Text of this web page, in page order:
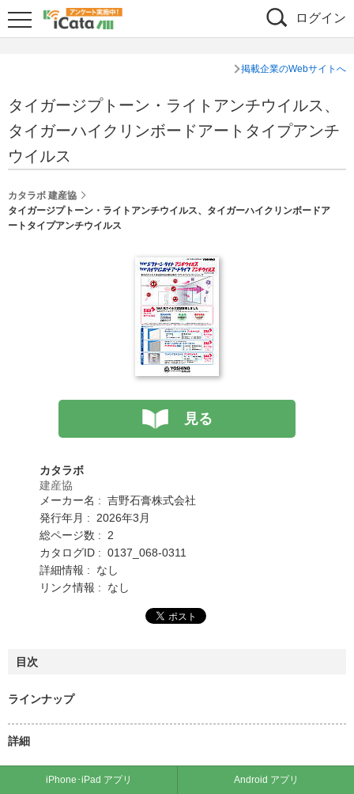
ログイン
掲載企業のWebサイトへ
タイガージプトーン・ライトアンチウイルス、
タイガーハイクリンボードアートタイプアンチ
ウイルス
カタラボ 建産協
タイガージプトーン・ライトアンチウイルス、タイガーハイクリンボードア
ートタイプアンチウイルス
見る
カタラボ
建産協
メーカー名 : 吉野石膏株式会社
発行年月 : 2026年3月
総ページ数 : 2
カタログID : 0137_068-0311
詳細情報 : なし
リンク情報 : なし
目次
ラインナップ
詳細
iPhone･iPad アプリ Android アプリ